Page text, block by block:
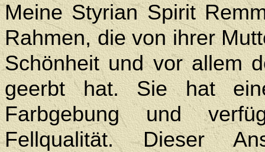
Meine Styrian Spirit
Rahmen, die von ihrer
Schönheit und vor allem
geerbt hat. Sie hat
Farbgebung und
Fellqualität. Dieser